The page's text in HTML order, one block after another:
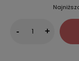
- +